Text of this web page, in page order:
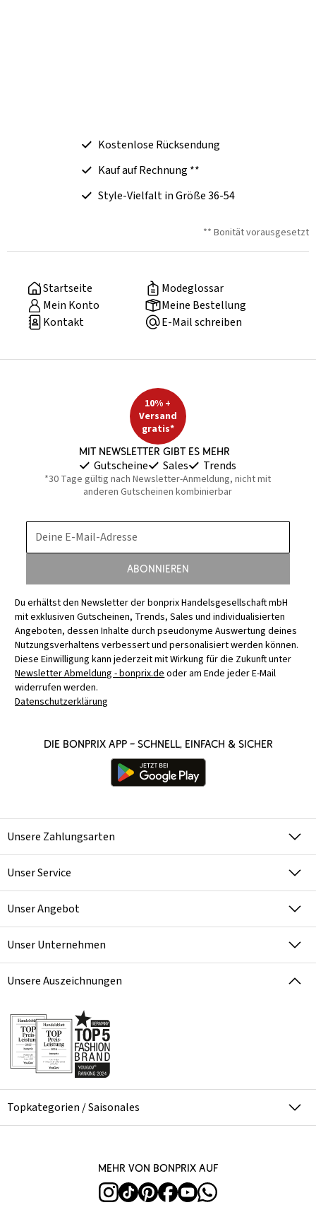
Kostenlose Rücksendung
Kauf auf Rechnung **
Style-Vielfalt in Größe 36-54
** Bonität vorausgesetzt
Startseite
Modeglossar
Mein Konto
Meine Bestellung
Kontakt
E-Mail schreiben
10% +
Versand
gratis*
Mit Newsletter gibt es mehr
Gutscheine Sales Trends
*30 Tage gültig nach Newsletter-Anmeldung, nicht mit
anderen Gutscheinen kombinierbar
Deine E-Mail-Adresse
Abonnieren
Du erhältst den Newsletter der bonprix Handelsgesellschaft mbH
mit exklusiven Gutscheinen, Trends, Sales und individualisierten
Angeboten, dessen Inhalte durch pseudonyme Auswertung deines
Nutzungsverhaltens verbessert und personalisiert werden können.
Diese Einwilligung kann jederzeit mit Wirkung für die Zukunft unter
Newsletter Abmeldung - bonprix.deoder am Ende jeder E-Mail
widerrufen werden.
Datenschutzerklärung
Die bonprix App – schnell, einfach & sicher
Unsere Zahlungsarten
Unser Service
Unser Angebot
Unser Unternehmen
Unsere Auszeichnungen
Topkategorien / Saisonales
Mehr von bonprix auf